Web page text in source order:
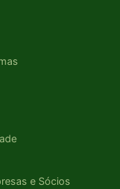
e Sócios